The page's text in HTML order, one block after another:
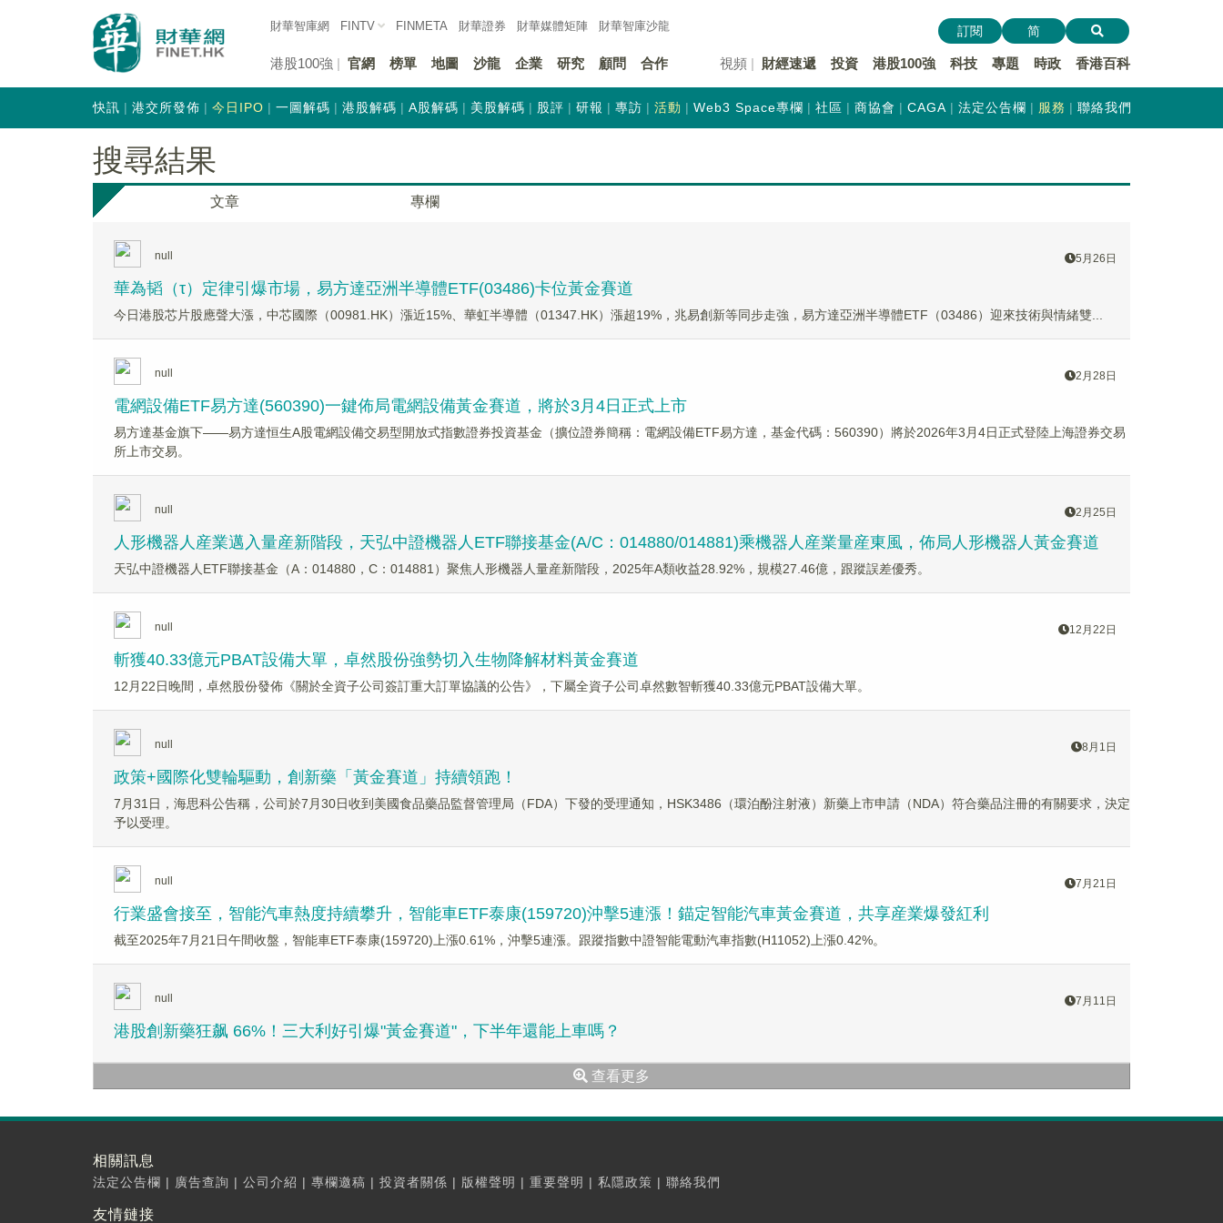
財華智庫網 FINTV FINMETA 財華證券 財華媒體矩陣 財華智庫沙龍
港股100強 官網 榜單 地圖 沙龍 企業 研究 顧問 合作 視頻 財經速遞 投資 港股100強 科技 專題 時政 香港百科
訂閱 简
快訊 港交所發佈 今日IPO 一圖解碼 港股解碼 A股解碼 美股解碼 股評 研報 專訪 活動 Web3 Space專欄 社區 商協會 CAGA 法定公告欄 服務 聯絡我們
搜尋結果
文章 專欄
null 5月26日
華為韬（τ）定律引爆市場，易方達亞洲半導體ETF(03486)卡位黃金賽道
今日港股芯片股應聲大漲，中芯國際（00981.HK）漲近15%、華虹半導體（01347.HK）漲超19%，兆易創新等同步走強，易方達亞洲半導體ETF（03486）迎來技術與情緒雙...
null 2月28日
電網設備ETF易方達(560390)一鍵佈局電網設備黃金賽道，將於3月4日正式上市
易方達基金旗下——易方達恒生A股電網設備交易型開放式指數證券投資基金（擴位證券簡稱：電網設備ETF易方達，基金代碼：560390）將於2026年3月4日正式登陸上海證券交易
所上市交易。
null 2月25日
人形機器人産業邁入量産新階段，天弘中證機器人ETF聯接基金(A/C：014880/014881)乘機器人産業量産東風，佈局人形機器人黃金賽道
天弘中證機器人ETF聯接基金（A：014880，C：014881）聚焦人形機器人量産新階段，2025年A類收益28.92%，規模27.46億，跟蹤誤差優秀。
null 12月22日
斬獲40.33億元PBAT設備大單，卓然股份強勢切入生物降解材料黃金賽道
12月22日晚間，卓然股份發佈《關於全資子公司簽訂重大訂單協議的公告》，下屬全資子公司卓然數智斬獲40.33億元PBAT設備大單。
null 8月1日
政策+國際化雙輪驅動，創新藥「黃金賽道」持續領跑！
7月31日，海思科公告稱，公司於7月30日收到美國食品藥品監督管理局（FDA）下發的受理通知，HSK3486（環泊酚注射液）新藥上市申請（NDA）符合藥品注冊的有關要求，決定
予以受理。
null 7月21日
行業盛會接至，智能汽車熱度持續攀升，智能車ETF泰康(159720)沖擊5連漲！錨定智能汽車黃金賽道，共享産業爆發紅利
截至2025年7月21日午間收盤，智能車ETF泰康(159720)上漲0.61%，沖擊5連漲。跟蹤指數中證智能電動汽車指數(H11052)上漲0.42%。
null 7月11日
港股創新藥狂飙 66%！三大利好引爆"黃金賽道"，下半年還能上車嗎？
查看更多
相關訊息
法定公告欄 | 廣告查詢 | 公司介紹 | 專欄邀稿 | 投資者關係 | 版權聲明 | 重要聲明 | 私隱政策 | 聯絡我們
友情鏈接